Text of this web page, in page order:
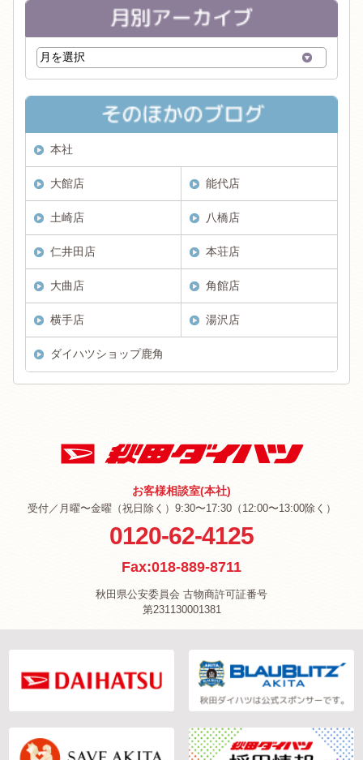
本社
大館店 能代店
土崎店 八橋店
仁井田店 本荘店
大曲店 角館店
横手店 湯沢店
ダイハツショップ鹿角
お客様相談室(本社)
受付／月曜〜金曜（祝日除く）9:30〜17:30（12:00〜13:00除く）
0120-62-4125
Fax:018-889-8711
秋田県公安委員会 古物商許可証番号
第231130001381